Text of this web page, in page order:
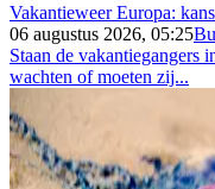
Vakantieweer Europa:
06 augustus 2026, 05:25
Staan de vakantiegangers
wachten of moeten zij...